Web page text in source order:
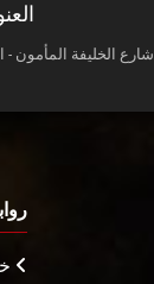
شارع الخليفة المأمون -